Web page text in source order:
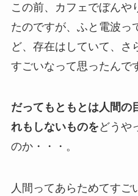
この前、カフェでぼんや
たのですが、ふと電波っ
ど、存在はしていて、さ
すごいなって思ったんで
だってもともとは人間の
れもしないものを どうや
のか・・・。
人間ってあらためてすご